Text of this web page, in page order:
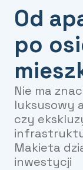
Od
po
Nie ma
luksusowy
czy
Makieta
inwestycji